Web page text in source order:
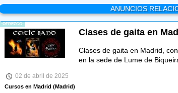
ANUNCIOS
-OFREZCO-
Clases de gaita en
Clases de gaita en Madrid,
en la sede de Lume de
02 de abril de 2025
Cursos en Madrid (Madrid)